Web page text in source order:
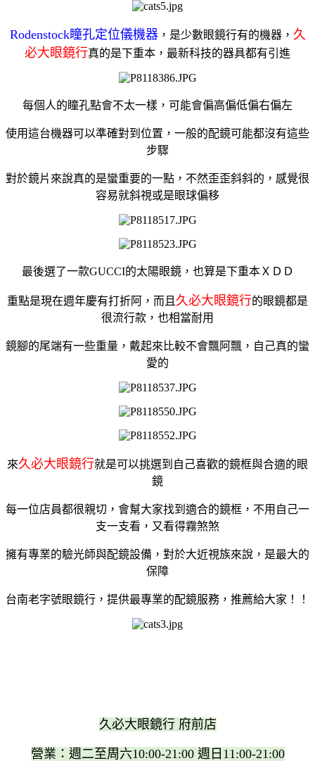
Rodenstock瞳孔定位儀機器 ，是少數眼鏡行有的機器， 久
必大眼鏡行真的是下重本，最新科技的器具都有引進
每個人的瞳孔點會不太一樣，可能會偏高偏低偏右偏左
使用這台機器可以準確對到位置，一般的配鏡可能都沒有這些
步驟
對於鏡片來說真的是蠻重要的一點，不然歪歪斜斜的，感覺很
容易就斜視或是眼球偏移
最後選了一款GUCCI的太陽眼鏡，也算是下重本ＸＤＤ
重點是現在週年慶有打折阿，而且 久必大眼鏡行的眼鏡都是
很流行款，也相當耐用
鏡腳的尾端有一些重量，戴起來比較不會飄阿飄，自己真的蠻
愛的
來久必大眼鏡行就是可以挑選到自己喜歡的鏡框與合適的眼
鏡
每一位店員都很親切，會幫大家找到適合的鏡框，不用自己一
支一支看，又看得霧煞煞
擁有專業的驗光師與配鏡設備，對於大近視族來說，是最大的
保障
台南老字號眼鏡行，提供最專業的配鏡服務，推薦給大家！！
久必大眼鏡行 府前店
營業：週二至周六10:00-21:00 週日11:00-21:00